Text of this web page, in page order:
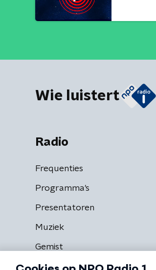
Wie luistert
Radio
Frequenties
Programma's
Presentatoren
Muziek
Gemist